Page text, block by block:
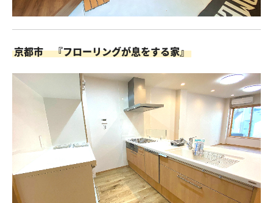
京都市 『フローリングが息をする家』